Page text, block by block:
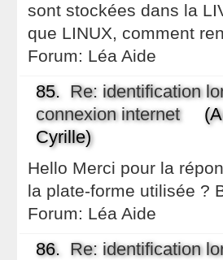
sont stockées dans la
que LINUX, comment
Forum: Léa Aide
85. Re: identification
connexion internet
Cyrille)
Hello Merci pour la
la plate-forme utilisée ?
Forum: Léa Aide
86. Re: identification